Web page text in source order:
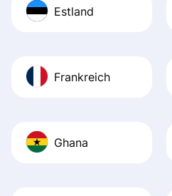
Estland
Frankreich
Ghana